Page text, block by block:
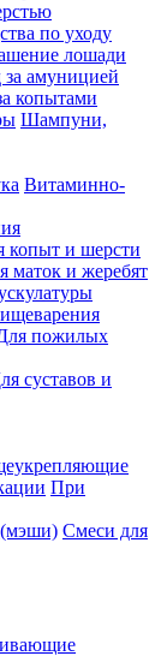
по уходу
лошади
за амуницией
копытами
Шампуни,
Витаминно-
копыт и шерсти
маток и жеребят
пожилых
суставов и
При
Смеси для